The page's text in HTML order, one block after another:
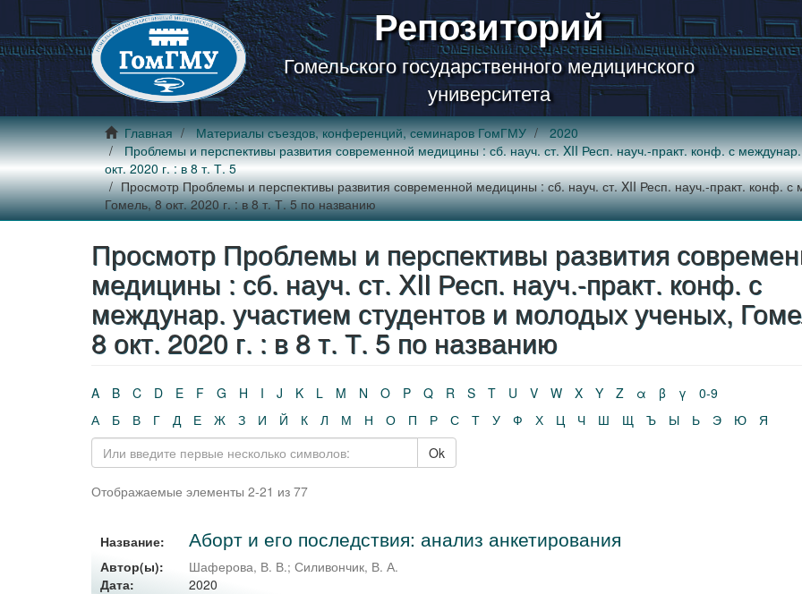
Репозиторий
Гомельского государственного медицинского
университета
Главная Материалы съездов, конференций, семинаров ГомГМУ
2020
Проблемы и перспективы развития современной медицины : сб. науч. ст. XII Респ. науч.-практ. конф. с
окт. 2020 г. : в 8 т. Т. 5
Просмотр Проблемы и перспективы развития современной медицины : сб. науч. ст. XII Респ. науч.-практ. конф.
Гомель, 8 окт. 2020 г. : в 8 т. Т. 5 по названию
Просмотр Проблемы и перспективы развития
медицины : сб. науч. ст. XII Респ. науч.-практ. конф. с
междунар. участием студентов и молодых ученых,
8 окт. 2020 г. : в 8 т. Т. 5 по названию
A B C D E F G H I J K L M N O P Q R S T U V W X Y Z α β γ
0-9
А
Б В Г Д Е Ж З И Й К Л М Н О П Р С Т У Ф Х Ц Ч Ш Щ Ъ Ы Ь Э Ю
Я
Ok
Отображаемые элементы 2-21 из 77
Название: Аборт и его последствия: анализ анкетирования
Автор(ы): Шаферова, В. В.;Силивончик, В. А.
Дата:
2020